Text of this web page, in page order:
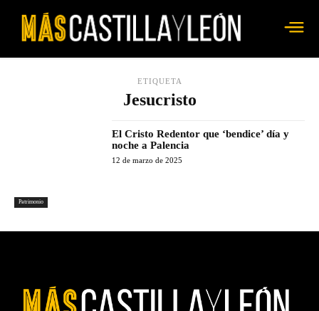
ETIQUETA
Jesucristo
Patrimonio
El Cristo Redentor que ‘bendice’ día y
noche a Palencia
12 de marzo de 2025